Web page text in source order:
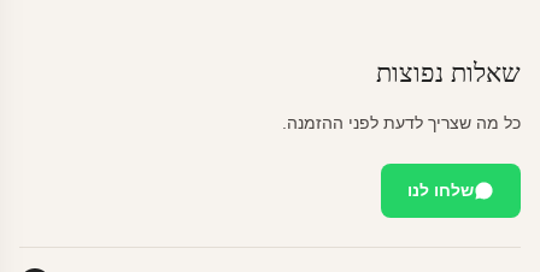
שאלות נפוצות
כל מה שצריך לדעת לפני ההזמנה.
שלחו לנו